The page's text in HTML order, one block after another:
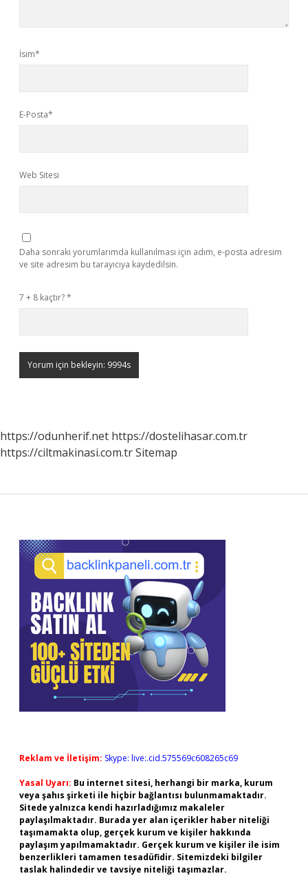
İsim*
E-Posta*
Web Sitesi
Daha sonraki yorumlarımda kullanılması için adım, e-posta adresim
ve site adresim bu tarayıcıya kaydedilsin.
7 + 8 kaçtır?*
https://odunherif.net https://dostelihasar.com.tr
https://ciltmakinasi.com.trSitemap
Sidebar
Reklam ve İletişim: Skype: live:.cid.575569c608265c69
Yasal Uyarı: Bu internet sitesi, herhangi bir marka, kurum
veya şahıs şirketi ile hiçbir bağlantısı bulunmamaktadır.
Sitede yalnızca kendi hazırladığımız makaleler
paylaşılmaktadır. Burada yer alan içerikler haber niteliği
taşımamakta olup, gerçek kurum ve kişiler hakkında
paylaşım yapılmamaktadır. Gerçek kurum ve kişiler ile isim
benzerlikleri tamamen tesadüfidir. Sitemizdeki bilgiler
taslak halindedir ve tavsiye niteliği taşımazlar.